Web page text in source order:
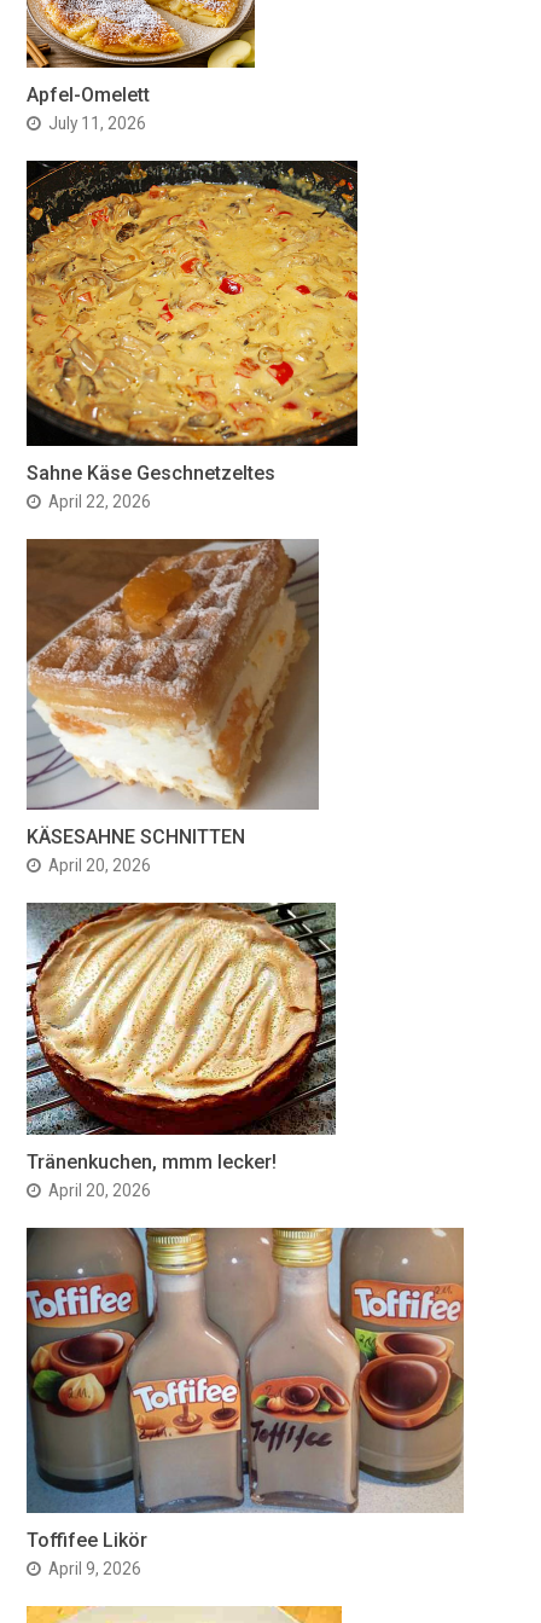
Apfel-Omelett
July 11, 2026
Sahne Käse Geschnetzeltes
April 22, 2026
KÄSESAHNE SCHNITTEN
April 20, 2026
Tränenkuchen, mmm lecker!
April 20, 2026
Toffifee Likör
April 9, 2026